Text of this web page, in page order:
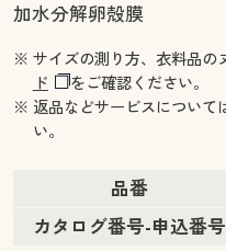
加水分解卵殻膜
※ サイズの測り方、衣料品の
ド
をご確認ください。
※ 返品などサービスについて
い。
品番
カタログ番号-申込番号